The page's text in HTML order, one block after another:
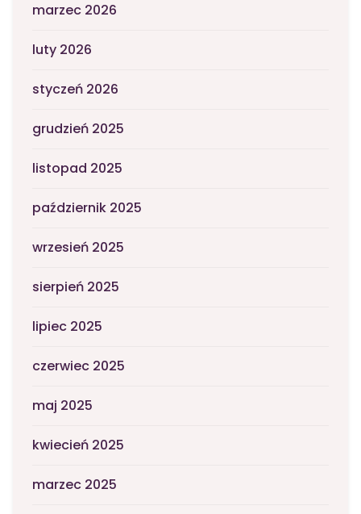
marzec 2026
luty 2026
styczeń 2026
grudzień 2025
listopad 2025
październik 2025
wrzesień 2025
sierpień 2025
lipiec 2025
czerwiec 2025
maj 2025
kwiecień 2025
marzec 2025